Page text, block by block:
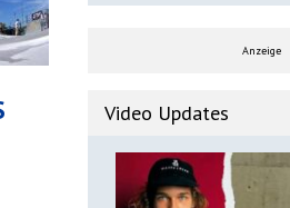
Anzeige
Video Updates